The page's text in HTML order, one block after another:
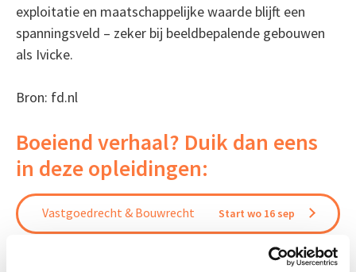
exploitatie en maatschappelijke waarde blijft een
spanningsveld – zeker bij beeldbepalende gebouwen
als Ivicke.
Bron: fd.nl
Boeiend verhaal? Duik dan eens
in deze opleidingen:
Vastgoedrecht & Bouwrecht Start wo 16 sep
Start wo 12 mei